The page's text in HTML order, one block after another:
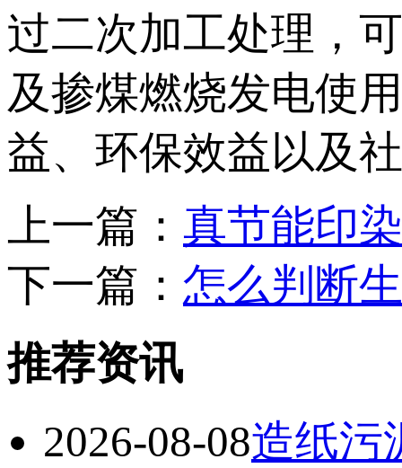
过二次加工处理，
及掺煤燃烧发电使
益、环保效益以及
上一篇： 真节能印
下一篇： 怎么判断
推荐资讯
2026-08-08造纸污